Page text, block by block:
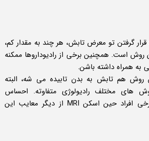
قرار گرفتن تو معرض تابش، هر چند به مقدار کم،
روش است. همچنین برخی از رادیوداروها ممکنه
به همراه داشته باشن.
روش هم تابش به بدن تابیده می شه، البته
های مختلف رادیولوژی متفاوته. احساس
کلاستروفوبیا تو برخی افراد حین اسکن MRI از دیگر معایب این